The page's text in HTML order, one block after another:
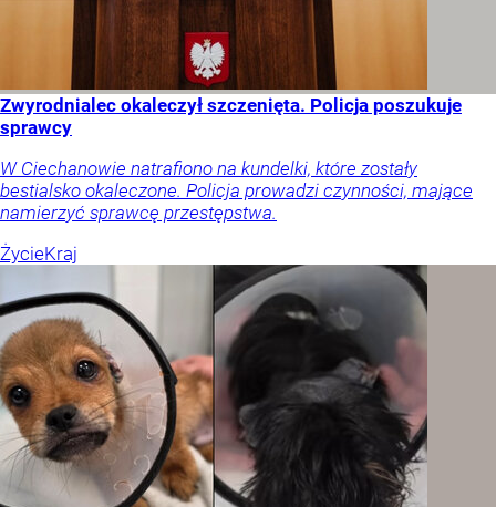
Zwyrodnialec okaleczył szczenięta. Policja poszukuje
sprawcy
W Ciechanowie natrafiono na kundelki, które zostały
bestialsko okaleczone. Policja prowadzi czynności, mające
namierzyć sprawcę przestępstwa.
ŻycieKraj